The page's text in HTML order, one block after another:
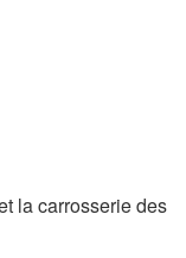
la carrosserie des